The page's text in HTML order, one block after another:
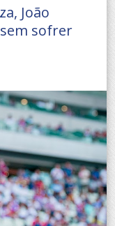
João
sofrer